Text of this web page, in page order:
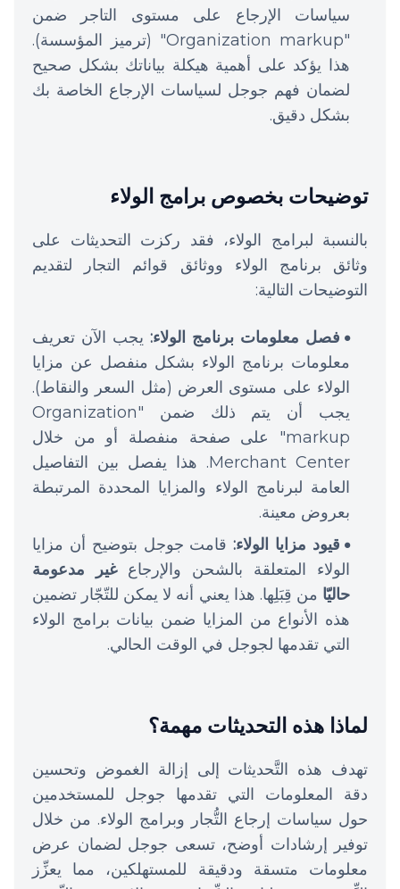
سياسات الإرجاع على مستوى التاجر ضمن
"Organization markup" (ترميز المؤسسة).
هذا يؤكد على أهمية هيكلة بياناتك بشكل صحيح
لضمان فهم جوجل لسياسات الإرجاع الخاصة بك
بشكل دقيق.
توضيحات بخصوص برامج الولاء
بالنسبة لبرامج الولاء، فقد ركزت التحديثات على
وثائق برنامج الولاء ووثائق قوائم التجار لتقديم
التوضيحات التالية:
فصل معلومات برنامج الولاء: يجب الآن تعريف
معلومات برنامج الولاء بشكل منفصل عن مزايا
الولاء على مستوى العرض (مثل السعر والنقاط).
يجب أن يتم ذلك ضمن "Organization
markup" على صفحة منفصلة أو من خلال
Merchant Center. هذا يفصل بين التفاصيل
العامة لبرنامج الولاء والمزايا المحددة المرتبطة
بعروض معينة.
قيود مزايا الولاء:قامت جوجل بتوضيح أن مزايا
الولاء المتعلقة بالشحن والإرجاعغير مدعومة
حاليّا من قِبَلِها. هذا يعني أنه لا يمكن للتّجّار تضمين
هذه الأنواع من المزايا ضمن بيانات برامج الولاء
التي تقدمها لجوجل في الوقت الحالي.
لماذا هذه التحديثات مهمة؟
تهدف هذه التَّحديثات إلى إزالة الغموض وتحسين
دقة المعلومات التي تقدمها جوجل للمستخدمين
حول سياسات إرجاع التُّجار وبرامج الولاء. من خلال
توفير إرشادات أوضح، تسعى جوجل لضمان عرض
معلومات متسقة ودقيقة للمستهلكين، مما يعزِّز